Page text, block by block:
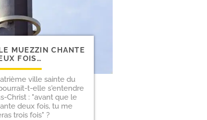
MUEZZIN CHANTE
FOIS…
ville sainte du
t-elle s'entendre
Christ : "avant que le
deux fois, tu me
trois fois" ?